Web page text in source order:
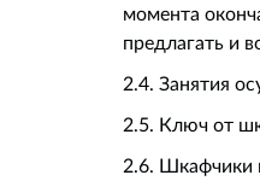
момента
предлагать и
2.4. Занятия
2.5. Ключ от
2.6. Шкафчики